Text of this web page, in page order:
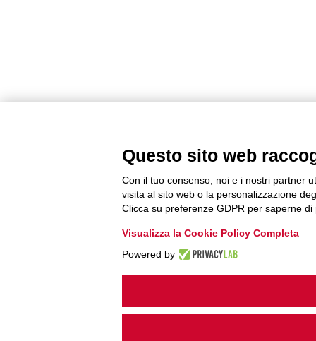
Questo sito web
Con il tuo consenso, noi e i nostri partner
visita al sito web o la personalizzazione
Clicca su preferenze GDPR per saperne di
Visualizza la Cookie Policy Completa
Powered by